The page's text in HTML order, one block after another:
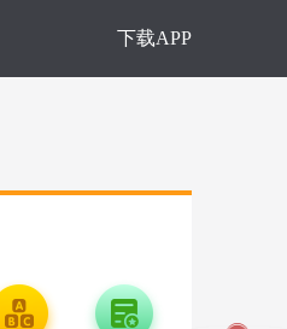
下载APP